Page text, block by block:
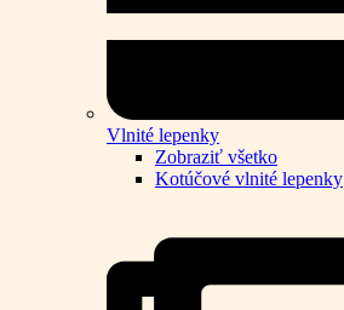
Vlnité lepenky
Zobraziť všetko
Kotúčové vlnité lepenky